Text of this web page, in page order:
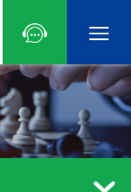
逆变器
海水淡化
远程监控
新品发布荣誉资质